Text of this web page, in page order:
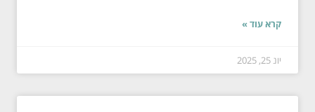
קרא עוד »
יונ 25, 2025